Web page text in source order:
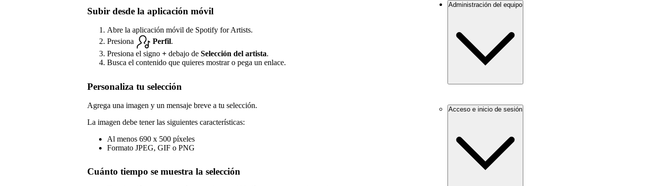
Subir desde la aplicación móvil
Abre la aplicación móvil de Spotify for Artists.
Presiona
Perfil.
Presiona el signo + debajo de Selección del artista.
Busca el contenido que quieres mostrar o pega un enlace.
Personaliza tu selección
Agrega una imagen y un mensaje breve a tu selección.
La imagen debe tener las siguientes características:
Al menos 690 x 500 píxeles
Formato JPEG, GIF o PNG
Cuánto tiempo se muestra la selección
Administración del equipo
Acceso e inicio de sesión